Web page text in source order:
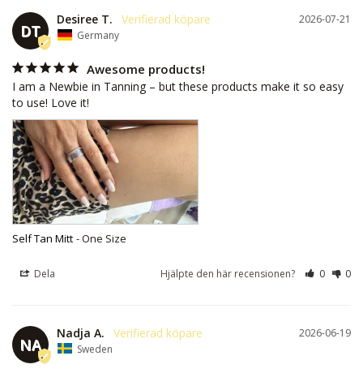
DT
2026-07-21
Desiree T.
Germany
Awesome products!
I am a Newbie in Tanning – but these products make it so easy
to use! Love it!
Self Tan Mitt One Size
Dela Hjälpte den här recensionen? 0 0
NA
2026-06-19
Nadja A.
Sweden